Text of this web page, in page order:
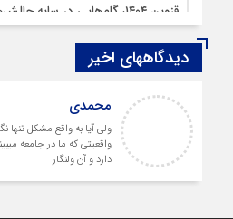
قزوین ۱۴۰۴، گام‌هایی در سایه چالش‌ها
چهارشنبه‌ سوری بی‌غوغا
مردم قزوین زیر آوار گرانی مسکن
پمپ‌ بنزین سوخته قزوین قربانی
دیدگاههای اخیر
محمدی
ولی آیا به واقع مشکل تنها
واقعیتی که ما در جامعه
دارد و آن ولنگار